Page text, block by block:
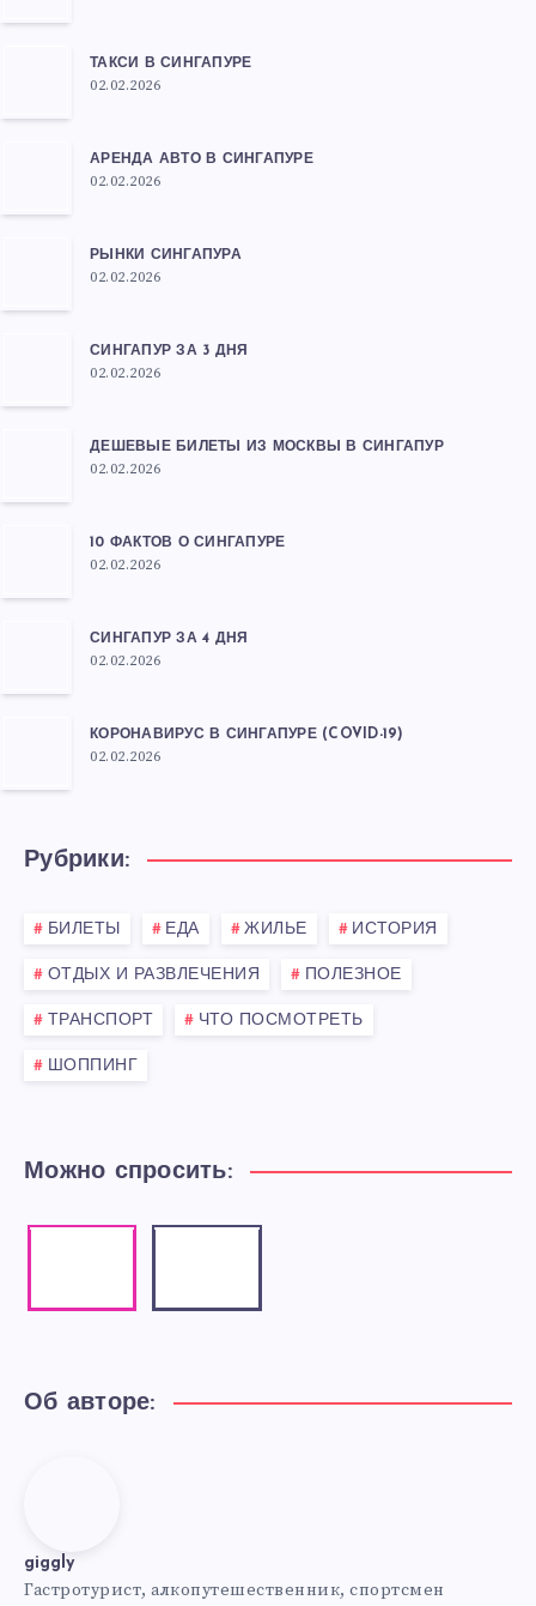
ТАКСИ В СИНГАПУРЕ
02.02.2026
АРЕНДА АВТО В СИНГАПУРЕ
02.02.2026
РЫНКИ СИНГАПУРА
02.02.2026
СИНГАПУР ЗА 3 ДНЯ
02.02.2026
ДЕШЕВЫЕ БИЛЕТЫ ИЗ МОСКВЫ В СИНГАПУР
02.02.2026
10 ФАКТОВ О СИНГАПУРЕ
02.02.2026
СИНГАПУР ЗА 4 ДНЯ
02.02.2026
КОРОНАВИРУС В СИНГАПУРЕ (COVID-19)
02.02.2026
Рубрики:
БИЛЕТЫ ЕДА ЖИЛЬЕ ИСТОРИЯ
ОТДЫХ И РАЗВЛЕЧЕНИЯ ПОЛЕЗНОЕ
ТРАНСПОРТ ЧТО ПОСМОТРЕТЬ
ШОППИНГ
Можно спросить:
Об авторе:
giggly
Гастротурист, алкопутешественник, спортсмен